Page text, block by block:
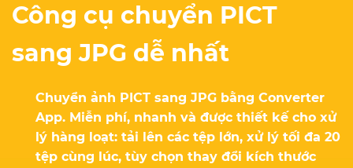
Công cụ chuyển PICT
sang JPG dễ nhất
Chuyển ảnh PICT sang JPG bằng Converter
App. Miễn phí, nhanh và được thiết kế cho xử
lý hàng loạt: tải lên các tệp lớn, xử lý tối đa 20
tệp cùng lúc, tùy chọn thay đổi kích thước